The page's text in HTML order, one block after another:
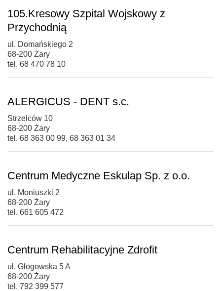
105.Kresowy Szpital Wojskowy z
Przychodnią
ul. Domańskiego 2
68-200 Żary
tel. 68 470 78 10
ALERGICUS - DENT s.c.
Strzelców 10
68-200 Żary
tel. 68 363 00 99, 68 363 01 34
Centrum Medyczne Eskulap Sp. z o.o.
ul. Moniuszki 2
68-200 Żary
tel. 661 605 472
Centrum Rehabilitacyjne Zdrofit
ul. Głogowska 5 A
68-200 Żary
tel. 792 399 577